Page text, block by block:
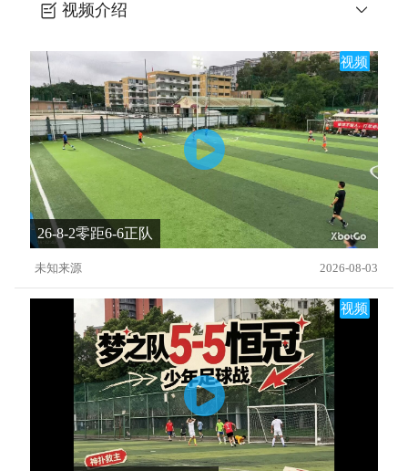
视频介绍
视频
26-8-2零距6-6正队
未知来源 2026-08-03
视频